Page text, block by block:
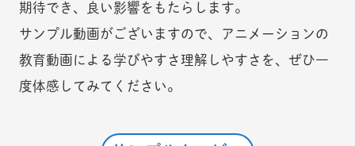
期待でき、良い影響をもたらします。
サンプル動画がございますので、アニメーションの
教育動画による学びやすさ理解しやすさを、ぜひ一
度体感してみてください。